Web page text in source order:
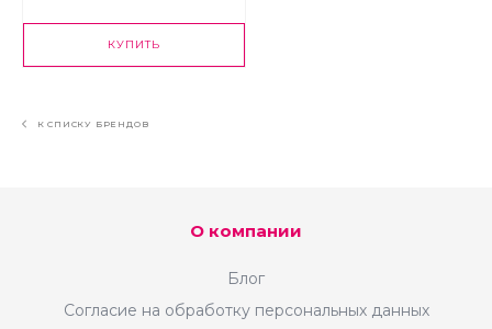
КУПИТЬ
К СПИСКУ БРЕНДОВ
О компании
Блог
Согласие на обработку персональных данных